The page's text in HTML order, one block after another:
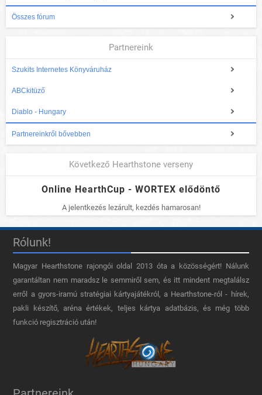
Összes fórum
Partnereink
Szukits Internetes Könyváruház
ABCkitüző
Diablo - Hungary
Partnereinkről bővebben
Következő Hearthstone verseny
Online HearthCup - WORTEX elődöntő
A jelentkezés lezárult, kezdés hamarosan!
Rólunk!
Magyar Hearthstone​ rajongói oldal 2013 óta a közösségért! Nálunk
garantáltan nem maradsz le semmiről sem, és itt mindent megtalálsz
erről a gyors-iramú stratégiai kártyajátékról, a Hearthstone-ról - hírek,
pakli készítő, aréna értékek, teljes kártya adatbázis, és még több
funkció regisztráció után!